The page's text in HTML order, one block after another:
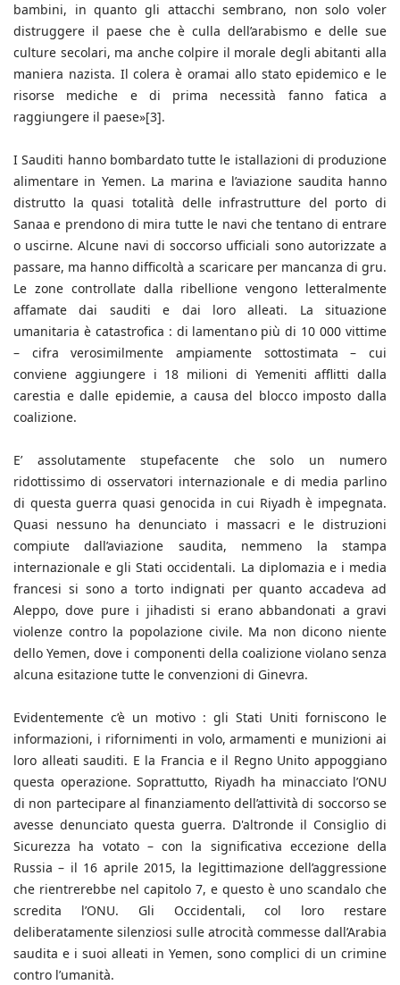
bambini, in quanto gli attacchi sembrano, non solo voler
distruggere il paese che è culla dell’arabismo e delle sue
culture secolari, ma anche colpire il morale degli abitanti alla
maniera nazista. Il colera è oramai allo stato epidemico e le
risorse mediche e di prima necessità fanno fatica a
raggiungere il paese»[3].
I Sauditi hanno bombardato tutte le istallazioni di produzione
alimentare in Yemen. La marina e l’aviazione saudita hanno
distrutto la quasi totalità delle infrastrutture del porto di
Sanaa e prendono di mira tutte le navi che tentano di entrare
o uscirne. Alcune navi di soccorso ufficiali sono autorizzate a
passare, ma hanno difficoltà a scaricare per mancanza di gru.
Le zone controllate dalla ribellione vengono letteralmente
affamate dai sauditi e dai loro alleati. La situazione
umanitaria è catastrofica : di lamentano più di 10 000 vittime
– cifra verosimilmente ampiamente sottostimata – cui
conviene aggiungere i 18 milioni di Yemeniti afflitti dalla
carestia e dalle epidemie, a causa del blocco imposto dalla
coalizione.
E’ assolutamente stupefacente che solo un numero
ridottissimo di osservatori internazionale e di media parlino
di questa guerra quasi genocida in cui Riyadh è impegnata.
Quasi nessuno ha denunciato i massacri e le distruzioni
compiute dall’aviazione saudita, nemmeno la stampa
internazionale e gli Stati occidentali. La diplomazia e i media
francesi si sono a torto indignati per quanto accadeva ad
Aleppo, dove pure i jihadisti si erano abbandonati a gravi
violenze contro la popolazione civile. Ma non dicono niente
dello Yemen, dove i componenti della coalizione violano senza
alcuna esitazione tutte le convenzioni di Ginevra.
Evidentemente c’è un motivo : gli Stati Uniti forniscono le
informazioni, i rifornimenti in volo, armamenti e munizioni ai
loro alleati sauditi. E la Francia e il Regno Unito appoggiano
questa operazione. Soprattutto, Riyadh ha minacciato l’ONU
di non partecipare al finanziamento dell’attività di soccorso se
avesse denunciato questa guerra. D'altronde il Consiglio di
Sicurezza ha votato – con la significativa eccezione della
Russia – il 16 aprile 2015, la legittimazione dell’aggressione
che rientrerebbe nel capitolo 7, e questo è uno scandalo che
scredita l’ONU. Gli Occidentali, col loro restare
deliberatamente silenziosi sulle atrocità commesse dall’Arabia
saudita e i suoi alleati in Yemen, sono complici di un crimine
contro l’umanità.